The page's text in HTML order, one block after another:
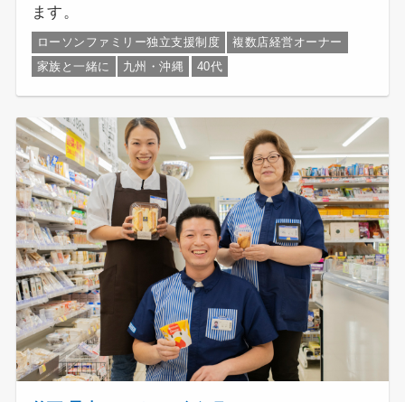
ます。
ローソンファミリー独立支援制度
複数店経営オーナー
家族と一緒に
九州・沖縄 40代